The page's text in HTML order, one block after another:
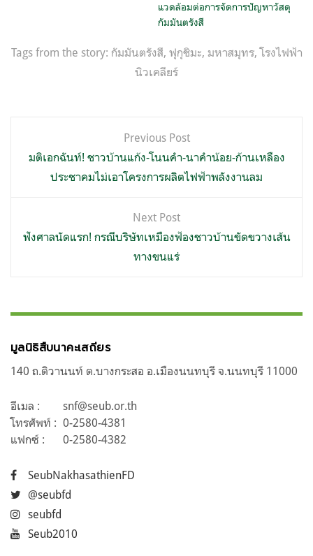
แวดล้อมต่อการจัดการปัญหาวัสดุ
กัมมันตรังสี
Tags from the story: กัมมันตรังสี, ฟุกุชิมะ, มหาสมุทร,โรงไฟฟ้า
นิวเคลียร์
เรื่อง
Previous Post
มติเอกฉันท์! ชาวบ้านแก้ง-โนนคำ-นาคำน้อย-ก้านเหลือง
ประชาคมไม่เอาโครงการผลิตไฟฟ้าพลังงานลม
Next Post
ฟังศาลนัดแรก! กรณีบริษัทเหมืองฟ้องชาวบ้านขัดขวางเส้น
ทางขนแร่
มูลนิธิสืบนาคะเสถียร
140 ถ.ติวานนท์ ต.บางกระสอ อ.เมืองนนทบุรี จ.นนทบุรี 11000
อีเมล :
snf@seub.or.th
โทรศัพท์ : 0-2580-4381
แฟกซ์ :
0-2580-4382
SeubNakhasathienFD
@seubfd
seubfd
Seub2010